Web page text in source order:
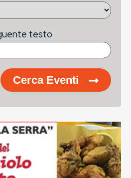
testo
Cerca Eventi